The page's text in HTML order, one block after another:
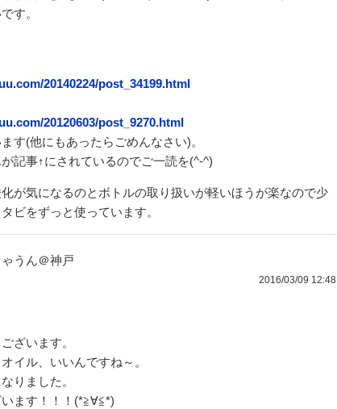
す。
20140224/post_34199.html
20120603/post_9270.html
す(他にもあったらごめんなさい)。
記事↑にされているのでご一読を(^-^)
が気になるのとボトルの取り扱いが軽いほうが楽なので少
ビをずっと使っています。
うん＠神戸
2016/03/09 12:48
ざいます。
イル、いいんですね～。
りました。
ます！！！(*≧∀≦*)